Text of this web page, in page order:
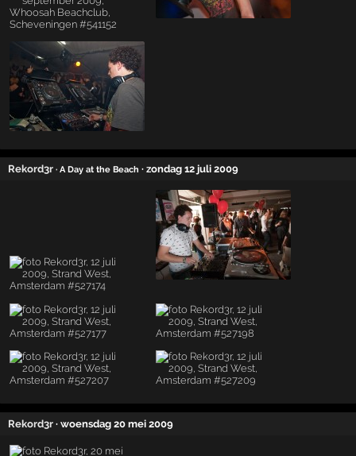
Rekord3r · A Day at the Beach · zondag 12 juli 2009
Rekord3r · woensdag 20 mei 2009